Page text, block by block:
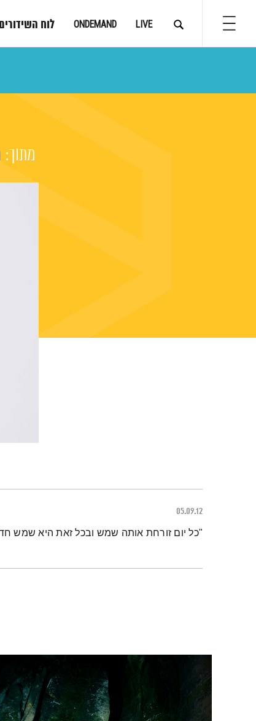
LIVE
ONDEMAND לוח השידורים
מתוך:
05.09.12
תמצית הפודקאסט
"כל יום זורחת אותה שמש ובכל זאת היא שמש